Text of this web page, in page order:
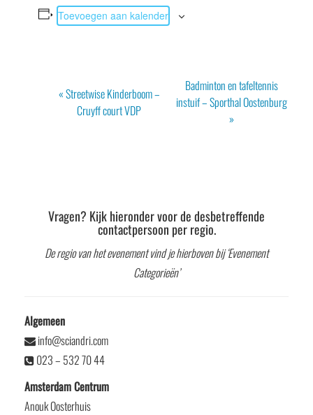
Toevoegen aan kalender
Evenement
Navigatie
«Streetwise Kinderboom –
Cruyff court VDP
Badminton en tafeltennis
instuif – Sporthal Oostenburg
»
Vragen? Kijk hieronder voor de desbetreffende
contactpersoon per regio.
De regio van het evenement vind je hierboven bij ‘Evenement
Categorieën’
Algemeen
info@sciandri.com
023 – 532 70 44
Amsterdam Centrum
Anouk Oosterhuis